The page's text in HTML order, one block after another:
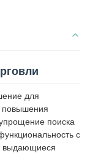
для
повышения
поиска
с
выдающиеся